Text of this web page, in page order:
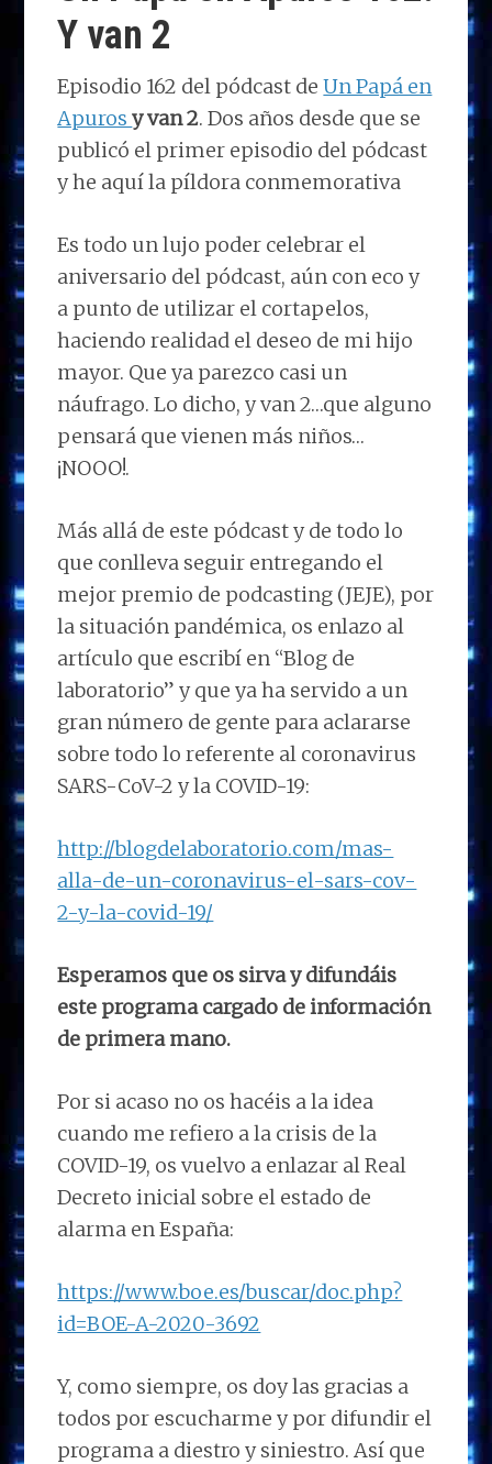
n
o n p
m ti
Y van 2
Episodio 162 del pódcast deUn Papá en
Apurosyvan 2. Dos años desde que se
publicó el primer episodio del pódcast
y he aquí la píldora conmemorativa
Es todo un lujo poder celebrar el
aniversario del pódcast, aún con eco y
a punto de utilizar el cortapelos,
haciendo realidad el deseo de mi hijo
mayor. Que ya parezco casi un
náufrago. Lo dicho, y van 2…que alguno
pensará que vienen más niños…
¡NOOO!.
Más allá de este pódcast y de todo lo
que conlleva seguir entregando el
mejor premio de podcasting (JEJE), por
la situación pandémica, os enlazo al
artículo que escribí en “Blog de
laboratorio” y que ya ha servido a un
gran número de gente para aclararse
sobre todo lo referente al coronavirus
SARS-CoV-2 y la COVID-19:
http://blogdelaboratorio.com/mas-
alla-de-un-coronavirus-el-sars-cov-
2-y-la-covid-19/
Esperamos que os sirva y difundáis
este programa cargado de información
de primera mano.
Por si acaso no os hacéis a la idea
cuando me refiero a la crisis de la
COVID-19, os vuelvo a enlazar al Real
Decreto inicial sobre el estado de
alarma en España:
https://www.boe.es/buscar/doc.php?
id=BOE-A-2020-3692
Y, como siempre, os doy las gracias a
todos por escucharme y por difundir el
programa a diestro y siniestro. Así que